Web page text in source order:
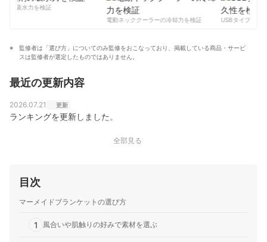
コンテンツ制作チームのプロフィール
の吸水力を検証
電動ネッククーラーの冷却力を検証
USBタイプCケー
監修者は「選び方」についてのみ監修をおこなっており、掲載している商品・サービ
スは監修者が選定したものではありません。
最近の更新内容
2026.07.21 更新
ランキングを更新しました。
全部見る
目次
マーメイドブランケットの選び方
1 風合いや肌触りの好みで素材を選ぶ